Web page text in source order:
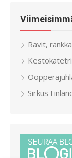
Ravit,
Kestokatetri
Sirkus